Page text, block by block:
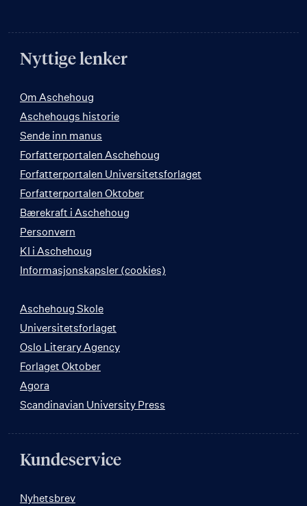
Nyttige lenker
Om Aschehoug
Aschehougs historie
Sende inn manus
Forfatterportalen Aschehoug
Forfatterportalen Universitetsforlaget
Forfatterportalen Oktober
Bærekraft i Aschehoug
Personvern
KI i Aschehoug
Informasjonskapsler (cookies)
Aschehoug Skole
Universitetsforlaget
Oslo Literary Agency
Forlaget Oktober
Agora
Scandinavian University Press
Kundeservice
Nyhetsbrev